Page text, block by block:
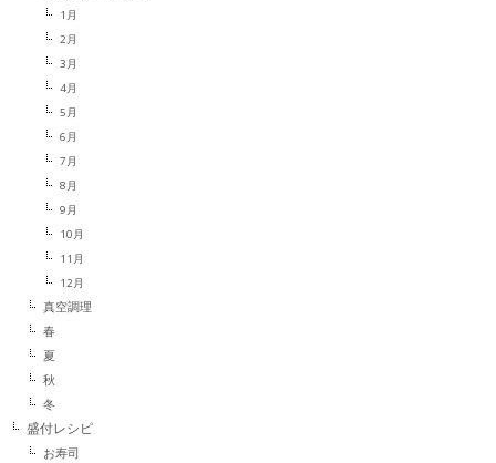
1月
2月
3月
4月
5月
6月
7月
8月
9月
10月
11月
12月
真空調理
春
夏
秋
冬
盛付レシピ
お寿司